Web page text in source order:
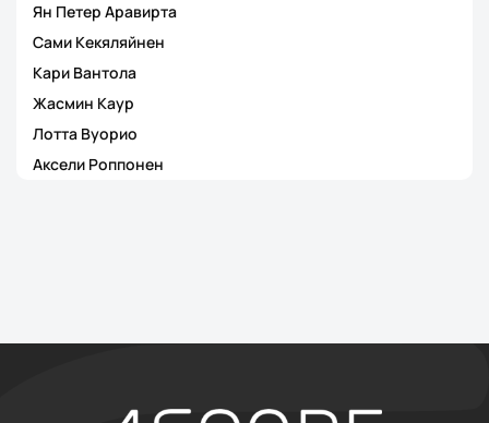
Ян Петер Аравирта
Сами Кекяляйнен
Кари Вантола
Жасмин Каур
Лотта Вуорио
Аксели Роппонен